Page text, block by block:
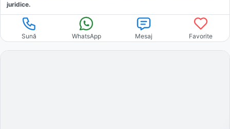
juridice.
Sună WhatsApp Mesaj Favorite